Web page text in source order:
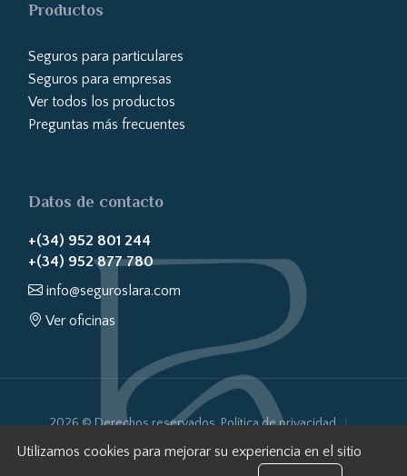
Utilizamos cookies para mejorar su experiencia en el sitio
Productos
Seguros para particulares
Seguros para empresas
Ver todos los productos
Preguntas más frecuentes
Datos de contacto
+(34) 952 801 244
+(34) 952 877 780
info@seguroslara.com
Ver oficinas
2026 © Derechos reservados.Política de privacidad
Política de cookies
Aviso Legal
Transparencia Web
Sistema Interno de Información